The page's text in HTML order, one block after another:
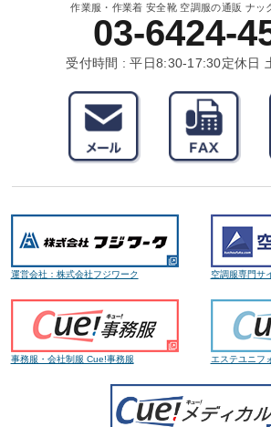
作業服・作業着 安全靴 空調服の通販 ナッ
03-6424-
受付時間 : 平日8:30-17:30定休日
運営会社：株式会社フジワーク 空調服専門サ
事務服・会社制服 Cue!事務服 エステユニフ